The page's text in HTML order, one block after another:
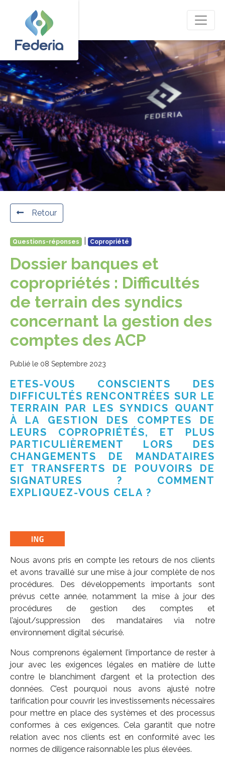
Retour
Questions-réponses | Copropriété
Dossier banques et
copropriétés : Difficultés
de terrain des syndics
concernant la gestion des
comptes des ACP
Publié le 08 Septembre 2023
ETES-VOUS CONSCIENTS DES
DIFFICULTÉS RENCONTRÉES SUR LE
TERRAIN PAR LES SYNDICS QUANT
À LA GESTION DES COMPTES DE
LEURS COPROPRIÉTÉS, ET PLUS
PARTICULIÈREMENT LORS DES
CHANGEMENTS DE MANDATAIRES
ET TRANSFERTS DE POUVOIRS DE
SIGNATURES ? COMMENT
EXPLIQUEZ-VOUS CELA ?
Nous avons pris en compte les retours de nos clients
et avons travaillé sur une mise à jour complète de nos
procédures. Des développements importants sont
prévus cette année, notamment la mise à jour des
procédures de gestion des comptes et
l’ajout/suppression des mandataires via notre
environnement digital sécurisé.
Nous comprenons également l’importance de rester à
jour avec les exigences légales en matière de lutte
contre le blanchiment d’argent et la protection des
données. C’est pourquoi nous avons ajusté notre
tarification pour couvrir les investissements nécessaires
pour mettre en place des systèmes et des processus
conformes à ces exigences. Cela garantit que notre
relation avec nos clients est en conformité avec les
normes de diligence raisonnable les plus élevées.